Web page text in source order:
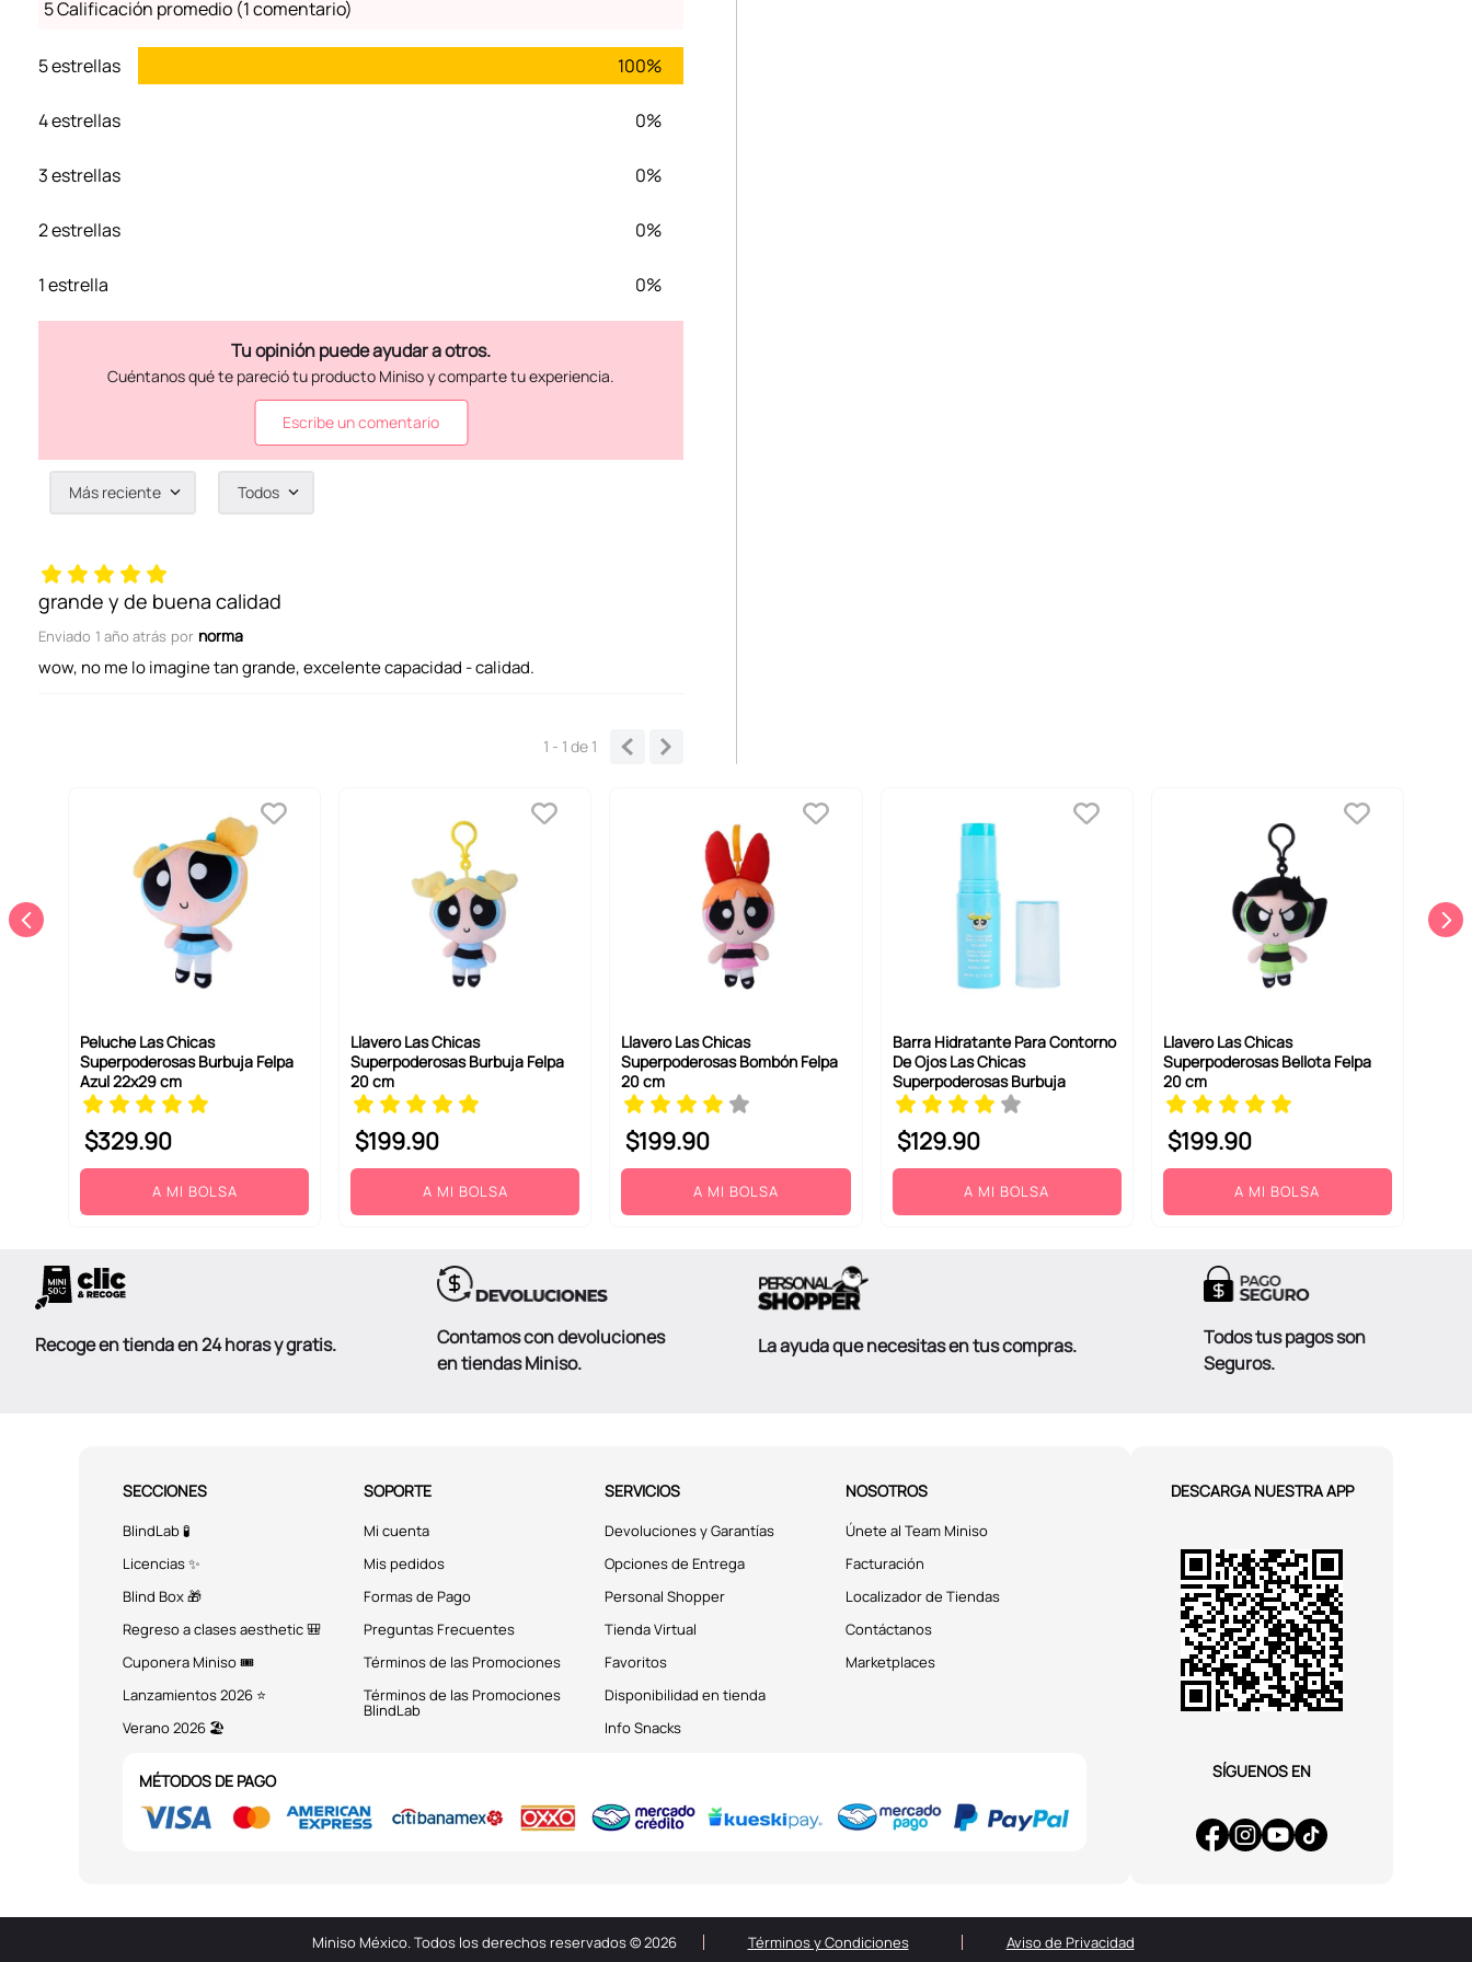
5 Calificación promedio (1 comentario)
5 estrellas 100%
4 estrellas 0%
3 estrellas 0%
2 estrellas 0%
1 estrella 0%
Escribe un comentario
Agregar comentario
Califica el producto de 1 a 5 estrellas
Dirección de email
Escribe un comentario
ENVIAR COMENTARIO
Más reciente Todos
grande y de buena calidad
Enviado 1 año atrás por norma
wow, no me lo imagine tan grande, excelente capacidad - calidad.
1 - 1de 1
Peluche Las Chicas
Superpoderosas Burbuja Felpa
Azul 22x29 cm
$329.90
A MI BOLSA
Llavero Las Chicas
Superpoderosas Burbuja Felpa
20 cm
$199.90
A MI BOLSA
Llavero Las Chicas
Superpoderosas Bombón Felpa
20 cm
$199.90
A MI BOLSA
Barra Hidratante Para Contorno
De Ojos Las Chicas
Superpoderosas Burbuja
$129.90
A MI BOLSA
Llavero Las Chicas
Superpoderosas Bellota Felpa
20 cm
$199.90
A MI BOLSA
Recoge en tienda en 24 horas y gratis.
Contamos con devoluciones
en tiendas Miniso.
La ayuda que necesitas en tus compras.
Todos tus pagos son
Seguros.
SECCIONES
BlindLab 🧪
Licencias ✨
Blind Box 🎁
Regreso a clases aesthetic 🎒
Cuponera Miniso 🎟️
Lanzamientos 2026 ⭐
Verano 2026 🏖️
SOPORTE
Mi cuenta
Mis pedidos
Formas de Pago
Preguntas Frecuentes
Términos de las Promociones
Términos de las Promociones
BlindLab
SERVICIOS
Devoluciones y Garantías
Opciones de Entrega
Personal Shopper
Tienda Virtual
Favoritos
Disponibilidad en tienda
Info Snacks
NOSOTROS
Únete al Team Miniso
Facturación
Localizador de Tiendas
Contáctanos
Marketplaces
MÉTODOS DE PAGO
DESCARGA NUESTRA APP
SÍGUENOS EN
Miniso México. Todos los derechos reservados © 2026 Términos y Condiciones Aviso de Privacidad